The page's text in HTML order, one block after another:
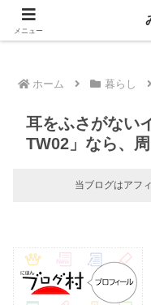
新しい記
ホーム 暮らし
耳をふさがない
TW02」なら、
当ブログはアフ
メニュー